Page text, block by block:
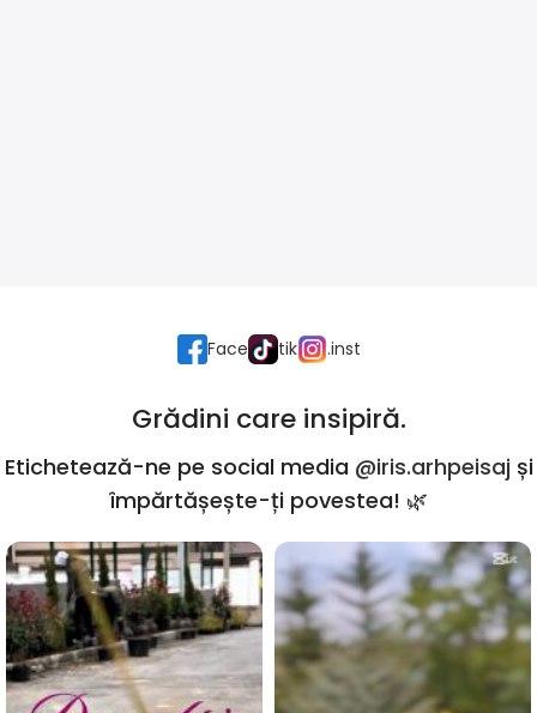
Face tik .inst
Grădini care insipiră.
Etichetează-ne pe social media @iris.arhpeisaj și
împărtășește-ți povestea! 🌿